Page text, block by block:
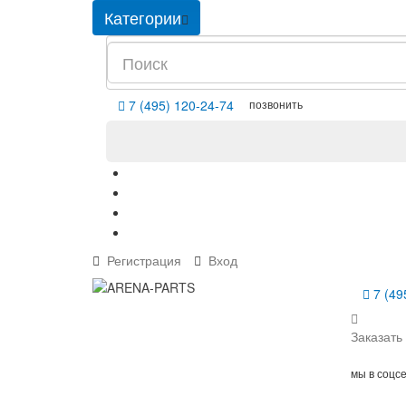
Категории
7 (495) 120-24-74 позвонить
Регистрация
Вход
7
мы в